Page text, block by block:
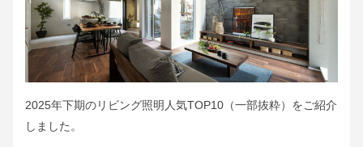
2025年下期のリビング照明人気TOP10（一部抜粋）をご紹介
しました。